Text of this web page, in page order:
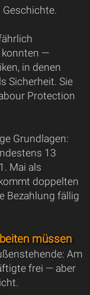
konnten —
in denen
Sicherheit. Sie
Protection
Grundlagen:
13
Mai als
doppelten
Bezahlung fällig
müssen
Am
frei — aber